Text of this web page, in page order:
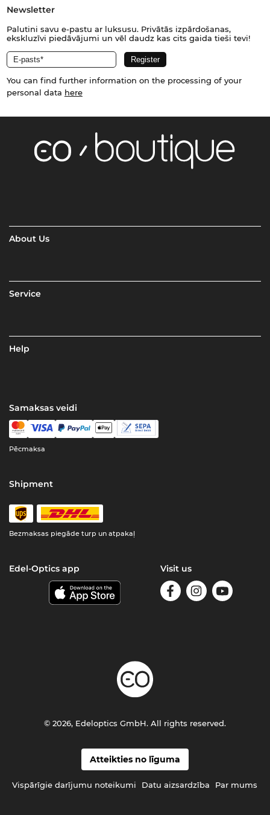
Newsletter
Palutini savu e-pastu ar luksusu. Privātās izpārdošanas,
ekskluzīvi piedāvājumi un vēl daudz kas cits gaida tieši tevi!
You can find further information on the processing of your
personal data here
About Us
Service
Help
Samaksas veidi
Pēcmaksa
Shipment
Bezmaksas piegāde turp un atpakaļ
Edel-Optics app Visit us
Atteikties no līguma
Vispārīgie darījumu noteikumi Datu aizsardzība Par mums
© 2026, Edeloptics GmbH. All rights reserved.